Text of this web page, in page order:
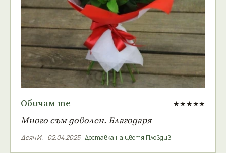
Обичам те ★★★★★
Много съм доволен. Благодаря
Деян И. , 02.04.2025· Доставка на цветя Пловдив